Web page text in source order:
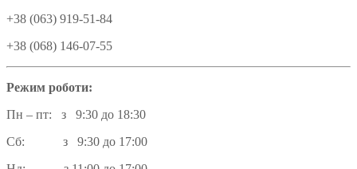
+38 (063) 919-51-84
+38 (068) 146-07-55
Режим роботи:
Пн – пт: з 9:30 до 18:30
Сб: з 9:30 до 17:00